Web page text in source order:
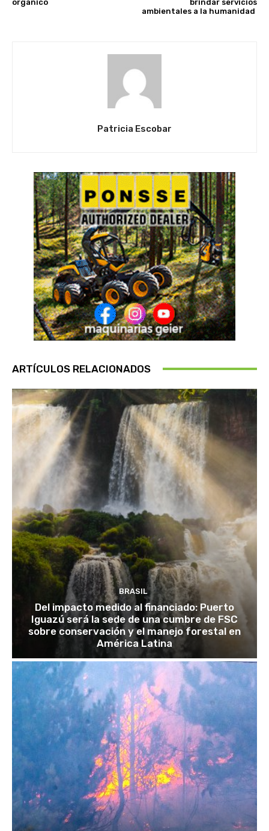
orgánico
brindar servicios
ambientales a la humanidad
Patricia Escobar
ARTÍCULOS RELACIONADOS
BRASIL
Del impacto medido al financiado: Puerto
Iguazú será la sede de una cumbre de FSC
sobre conservación y el manejo forestal en
América Latina